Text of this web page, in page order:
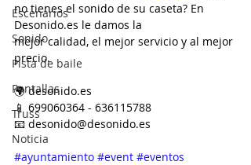
Escenarios
Sonido
Pista de baile
Pantallas
Truss
Noticia
no tienes el sonido de su caseta? En
Desonido.es le damos la
mejor calidad, el mejor servicio y al mejor
precio.
🌍 desonido.es
📱 699060364 - 636115788
📧 desonido@desonido.es
#ayuntamiento #event #eventos